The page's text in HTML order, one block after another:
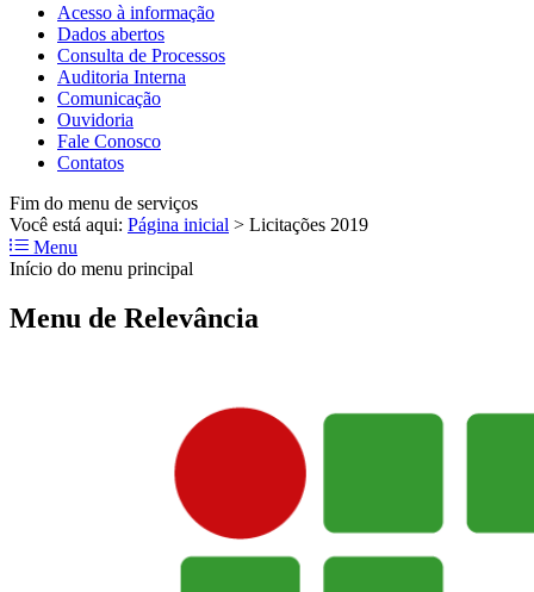
Acesso à informação
Dados abertos
Consulta de Processos
Auditoria Interna
Comunicação
Ouvidoria
Fale Conosco
Contatos
Fim do menu de serviços
Você está aqui: Página inicial > Licitações 2019
Menu
Início do menu principal
Menu de Relevância